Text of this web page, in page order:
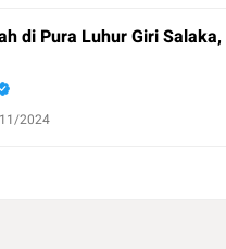
di Pura Luhur Giri
2024